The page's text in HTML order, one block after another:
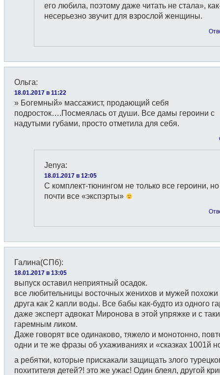
его любила, поэтому даже читать не стала»,
несерьезно звучит для взрослой женщины.
Ольга:
18.01.2017 в 11:22
» Богемный» массажист, продающий себя
подросток….Посмеялась от души. Все дамы героини с
надутыми губами, просто отметила для себя.
Jenyа:
18.01.2017 в 12:05
С комплект-тюнингом не только все героини,
почти все «экспэрты»
Галина(СПб):
18.01.2017 в 13:05
выпуск оставил неприятный осадок.
все любительницы восточных женихов и мужей похожи
друга как 2 капли воды. Все бабы как-будто из одного
даже эксперт адвокат Миронова в этой упряжке и с
гаремным ликом.
Даже говорят все одинаково, тяжело и монотонно,
одни и те же фразы об ухаживаниях и «сказках 1001й
а ребятки, которые прискакали защищать злого
похитителя детей?! это же ужас! Один блеял, другой